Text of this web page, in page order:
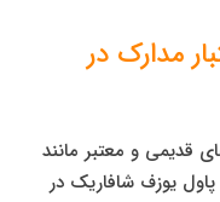
مدارک در
قدیمی و معتبر مانند
پاول یوزف شافاریک در